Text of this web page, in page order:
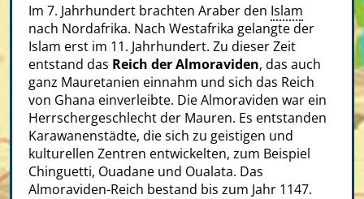
Im 7. Jahrhundert brachten Araber den Islam
nach Nordafrika. Nach Westafrika gelangte der
Islam erst im 11. Jahrhundert. Zu dieser Zeit
entstand das Reich der Almoraviden, das auch
ganz Mauretanien einnahm und sich das Reich
von Ghana einverleibte. Die Almoraviden war ein
Herrschergeschlecht der Mauren. Es entstanden
Karawanenstädte, die sich zu geistigen und
kulturellen Zentren entwickelten, zum Beispiel
Chinguetti, Ouadane und Oualata. Das
Almoraviden-Reich bestand bis zum Jahr 1147.